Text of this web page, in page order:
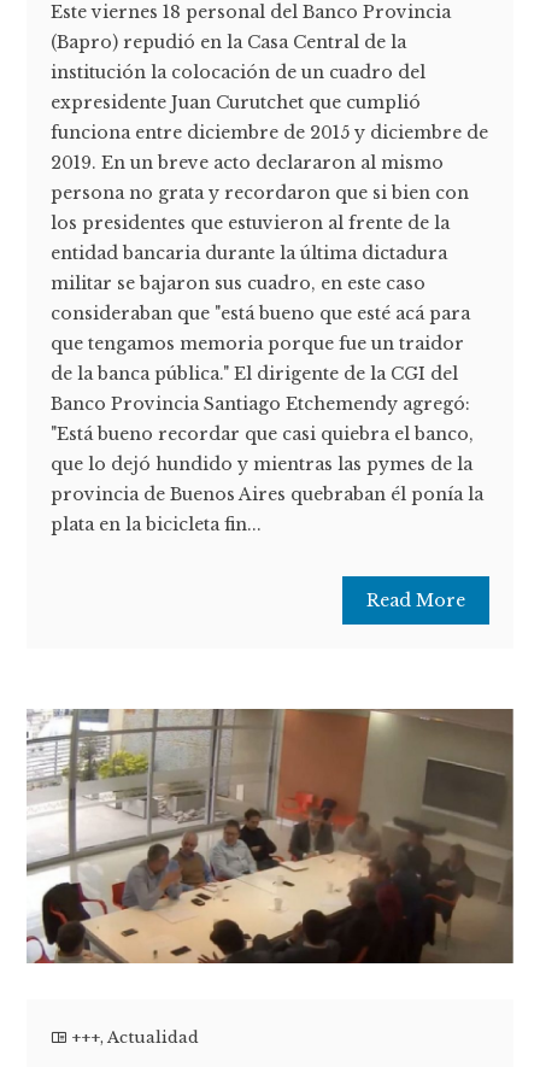
Este viernes 18 personal del Banco Provincia
(Bapro) repudió en la Casa Central de la
institución la colocación de un cuadro del
expresidente Juan Curutchet que cumplió
funciona entre diciembre de 2015 y diciembre de
2019. En un breve acto declararon al mismo
persona no grata y recordaron que si bien con
los presidentes que estuvieron al frente de la
entidad bancaria durante la última dictadura
militar se bajaron sus cuadro, en este caso
consideraban que "está bueno que esté acá para
que tengamos memoria porque fue un traidor
de la banca pública." El dirigente de la CGI del
Banco Provincia Santiago Etchemendy agregó:
"Está bueno recordar que casi quiebra el banco,
que lo dejó hundido y mientras las pymes de la
provincia de Buenos Aires quebraban él ponía la
plata en la bicicleta fin...
Read More
+++,Actualidad